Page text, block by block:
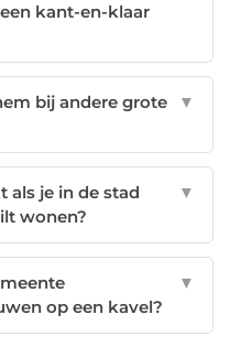
kant-en-klaar
bij andere grote
▼
als je in de stad
wonen?
▼
op een kavel?
▼